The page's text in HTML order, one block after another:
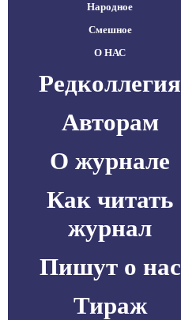
Народное
Смешное
О НАС
Редколлегия
Авторам
О журнале
Как читать
журнал
Пишут о нас
Тираж